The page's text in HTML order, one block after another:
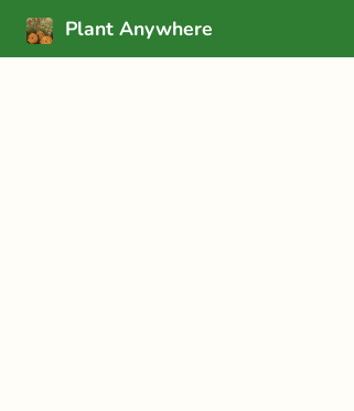
Plant Anywhere